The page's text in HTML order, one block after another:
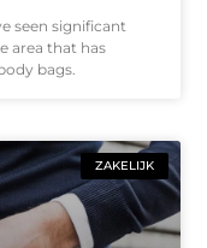
seen significant
area that has
bags.
ZAKELIJK